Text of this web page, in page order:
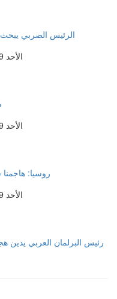
الرئيس الصربي يبحث
الأحد 09 أغسطس 2026 01:34 صباحاً
الأحد 09 أغسطس 2026 01:34 صباحاً
روسيا:
الأحد 09 أغسطس 2026 01:34 صباحاً
رئيس البرلمان العربي يدين